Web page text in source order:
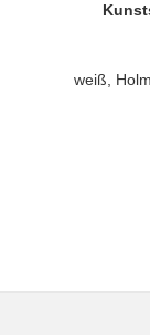
weiß,